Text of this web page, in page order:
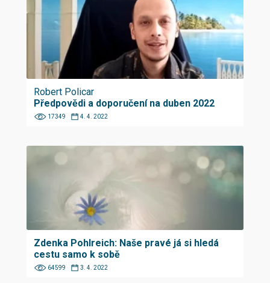
Robert Policar
Předpovědi a doporučení na duben 2022
17349 4. 4. 2022
Zdenka Pohlreich: Naše pravé já si hledá
cestu samo k sobě
64599 3. 4. 2022